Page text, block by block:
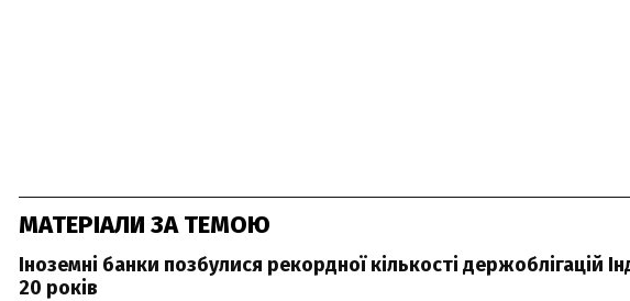
МАТЕРІАЛИ ЗА ТЕМОЮ
Іноземні банки позбулися рекордної кількості держоблігацій
20 років